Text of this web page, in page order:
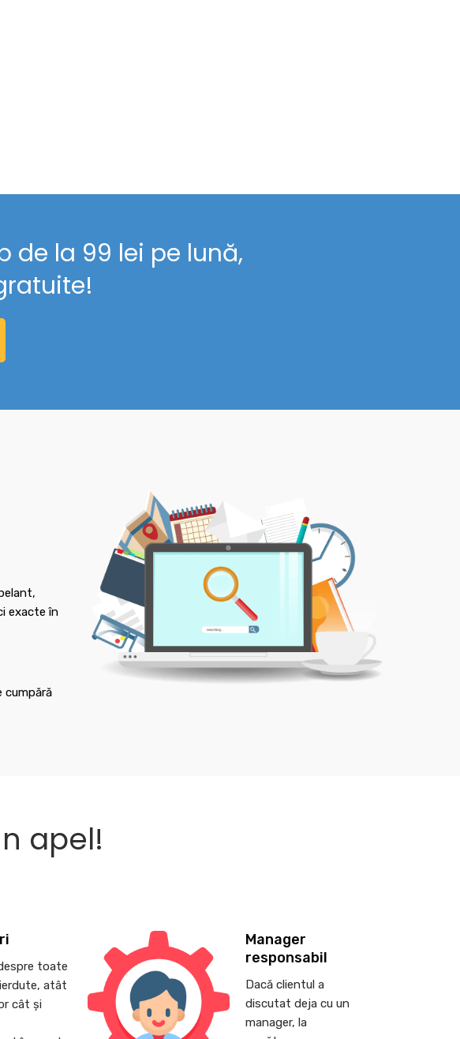
de la 99 lei pe lună,
exacte în
cumpără
apel!
toate
atât
cât și
Manager
responsabil
Dacă clientul a
discutat deja cu un
manager, la